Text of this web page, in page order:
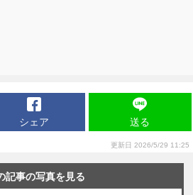
シェア 送る
更新日 2026/5/29 11:25
記事の写真を見る